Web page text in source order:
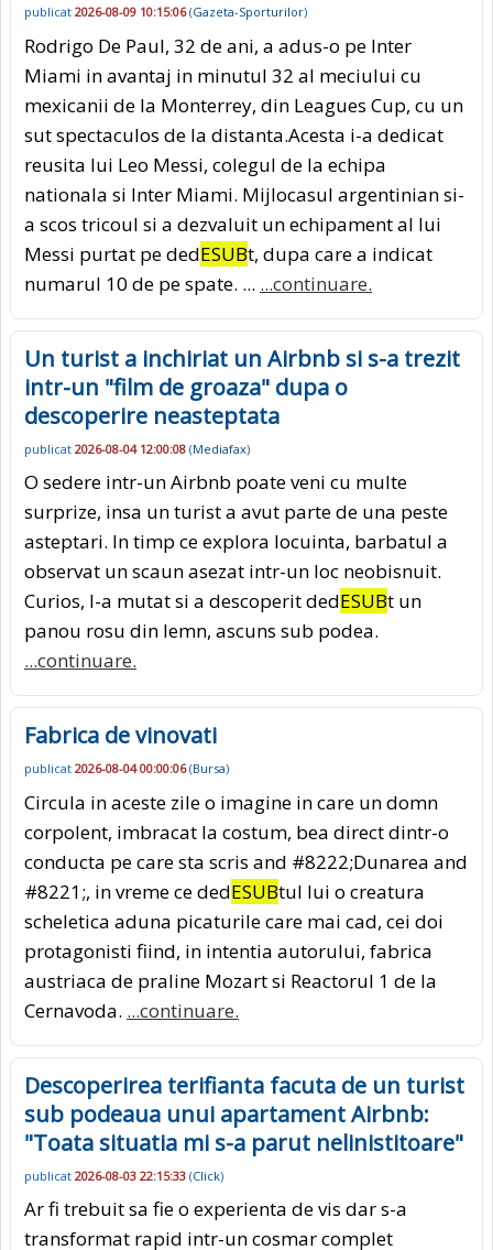
publicat 2026-08-09 10:15:06(Gazeta-Sporturilor)
Rodrigo De Paul, 32 de ani, a adus-o pe Inter
Miami in avantaj in minutul 32 al meciului cu
mexicanii de la Monterrey, din Leagues Cup, cu un
sut spectaculos de la distanta.Acesta i-a dedicat
reusita lui Leo Messi, colegul de la echipa
nationala si Inter Miami. Mijlocasul argentinian si-
a scos tricoul si a dezvaluit un echipament al lui
Messi purtat pe dedESUBt, dupa care a indicat
numarul 10 de pe spate. ... ...continuare.
Un turist a inchiriat un Airbnb si s-a trezit
intr-un "film de groaza" dupa o
descoperire neasteptata
publicat 2026-08-04 12:00:08 (Mediafax)
O sedere intr-un Airbnb poate veni cu multe
surprize, insa un turist a avut parte de una peste
asteptari. In timp ce explora locuinta, barbatul a
observat un scaun asezat intr-un loc neobisnuit.
Curios, l-a mutat si a descoperit dedESUBt un
panou rosu din lemn, ascuns sub podea.
...continuare.
Fabrica de vinovati
publicat 2026-08-04 00:00:06(Bursa)
Circula in aceste zile o imagine in care un domn
corpolent, imbracat la costum, bea direct dintr-o
conducta pe care sta scris and #8222;Dunarea and
#8221;, in vreme ce dedESUBtul lui o creatura
scheletica aduna picaturile care mai cad, cei doi
protagonisti fiind, in intentia autorului, fabrica
austriaca de praline Mozart si Reactorul 1 de la
Cernavoda. ...continuare.
Descoperirea terifianta facuta de un turist
sub podeaua unui apartament Airbnb:
"Toata situatia mi s-a parut nelinistitoare"
publicat 2026-08-03 22:15:33 (Click)
Ar fi trebuit sa fie o experienta de vis dar s-a
transformat rapid intr-un cosmar complet